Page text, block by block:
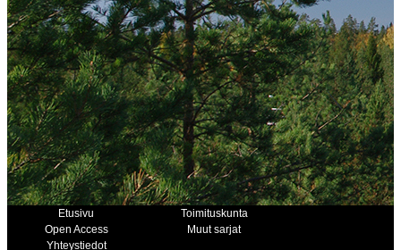
Etusivu
Toimituskunta
Open Access
Muut sarjat
Yhteystiedot